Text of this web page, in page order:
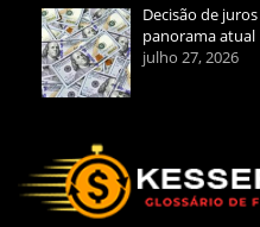
Decisão de
panorama atual
julho 27, 2026